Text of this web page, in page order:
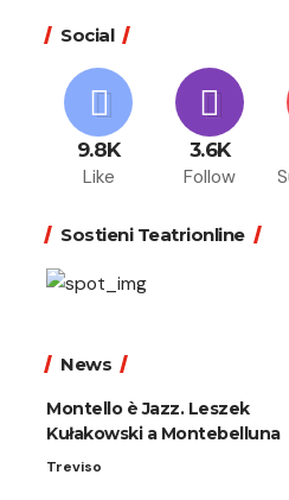
Social
9.8K
Like
3.6K
Follow
Sostieni Teatrionline
News
Montello è Jazz. Leszek
Kułakowski a Montebelluna
Treviso